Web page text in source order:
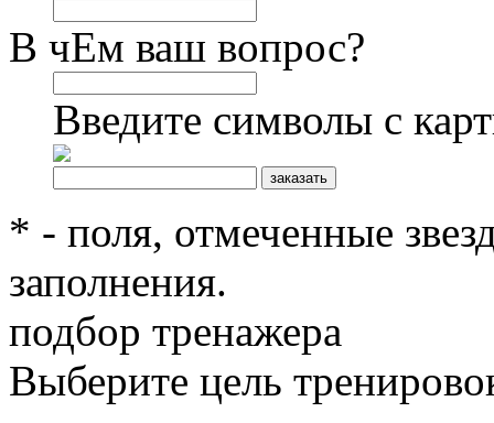
В чЕм ваш вопрос?
Введите символы с
* - поля, отмеченные
заполнения.
подбор тренажера
Выберите цель